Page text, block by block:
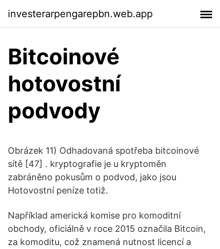
investerarpengarepbn.web.app
Bitcoinové
hotovostní
podvody
Obrázek 11) Odhadovaná spotřeba bitcoinové
sítě [47] . kryptografie je u kryptoměn
zabráněno pokusům o podvod, jako jsou
Hotovostní peníze totiž.
Například americká komise pro komoditní
obchody, oficiálně v roce 2015 označila Bitcoin,
za komoditu, což znamená nutnost licencí a